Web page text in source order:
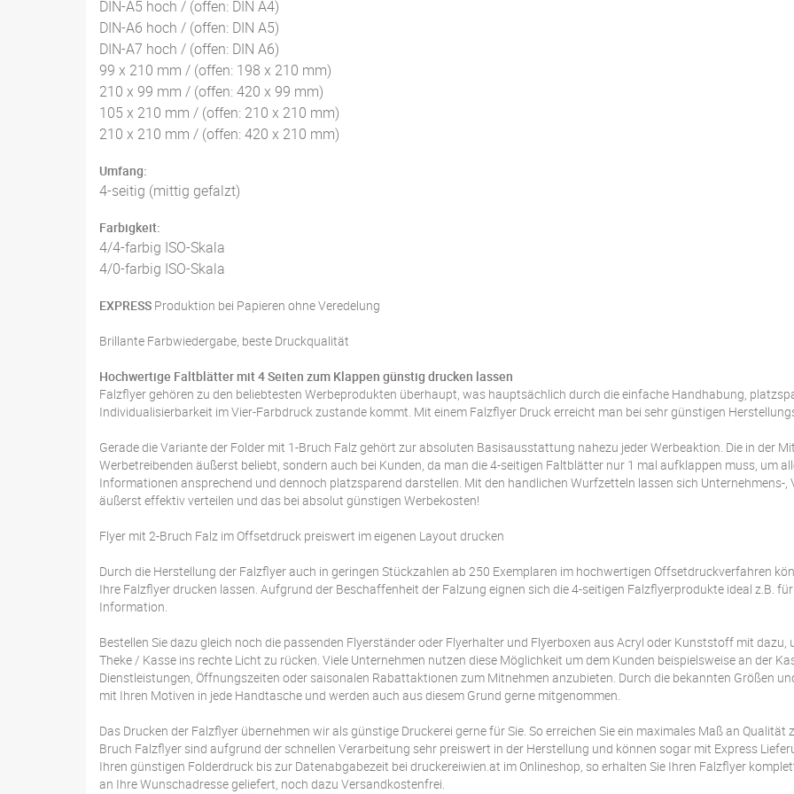
DIN-A5 hoch / (offen: DIN A4)
DIN-A6 hoch / (offen: DIN A5)
DIN-A7 hoch / (offen: DIN A6)
99 x 210 mm / (offen: 198 x 210 mm)
210 x 99 mm / (offen: 420 x 99 mm)
105 x 210 mm / (offen: 210 x 210 mm)
210 x 210 mm / (offen: 420 x 210 mm)
Umfang:
4-seitig (mittig gefalzt)
Farbigkeit:
4/4-farbig ISO-Skala
4/0-farbig ISO-Skala
EXPRESS Produktion bei Papieren ohne Veredelung
Brillante Farbwiedergabe, beste Druckqualität
Hochwertige Faltblätter mit 4 Seiten zum Klappen günstig drucken lassen
Falzflyer gehören zu den beliebtesten Werbeprodukten überhaupt, was hauptsächlich durch die einfache Handhabung,
Individualisierbarkeit im Vier-Farbdruck zustande kommt. Mit einem Falzflyer Druck erreicht man bei sehr günstigen
Gerade die Variante der Folder mit 1-Bruch Falz gehört zur absoluten Basisausstattung nahezu jeder Werbeaktion. Die in der
Werbetreibenden äußerst beliebt, sondern auch bei Kunden, da man die 4-seitigen Faltblätter nur 1 mal aufklappen muss, um
Informationen ansprechend und dennoch platzsparend darstellen. Mit den handlichen Wurfzetteln lassen sich
äußerst effektiv verteilen und das bei absolut günstigen Werbekosten!
Flyer mit 2-Bruch Falz im Offsetdruck preiswert im eigenen Layout drucken
Durch die Herstellung der Falzflyer auch in geringen Stückzahlen ab 250 Exemplaren im hochwertigen Offsetdruckverfahren
Ihre Falzflyer drucken lassen. Aufgrund der Beschaffenheit der Falzung eignen sich die 4-seitigen Falzflyerprodukte ideal z.B.
Information.
Bestellen Sie dazu gleich noch die passenden Flyerständer oder Flyerhalter und Flyerboxen aus Acryl oder Kunststoff mit dazu,
Theke / Kasse ins rechte Licht zu rücken. Viele Unternehmen nutzen diese Möglichkeit um dem Kunden beispielsweise an der
Dienstleistungen, Öffnungszeiten oder saisonalen Rabattaktionen zum Mitnehmen anzubieten. Durch die bekannten Größen
mit Ihren Motiven in jede Handtasche und werden auch aus diesem Grund gerne mitgenommen.
Das Drucken der Falzflyer übernehmen wir als günstige Druckerei gerne für Sie. So erreichen Sie ein maximales Maß an
Bruch Falzflyer sind aufgrund der schnellen Verarbeitung sehr preiswert in der Herstellung und können sogar mit Express
Ihren günstigen Folderdruck bis zur Datenabgabezeit bei druckereiwien.at im Onlineshop, so erhalten Sie Ihren Falzflyer
an Ihre Wunschadresse geliefert, noch dazu Versandkostenfrei.